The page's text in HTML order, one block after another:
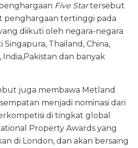
Five Startersebut
penghargaan tertinggi pada
diikuti oleh negara-negara
Singapura, Thailand, China,
dan banyak
juga membawa Metland
menjadi nominasi dari
di tingkat global
Property Awards yang
di London, dan akan bersaing